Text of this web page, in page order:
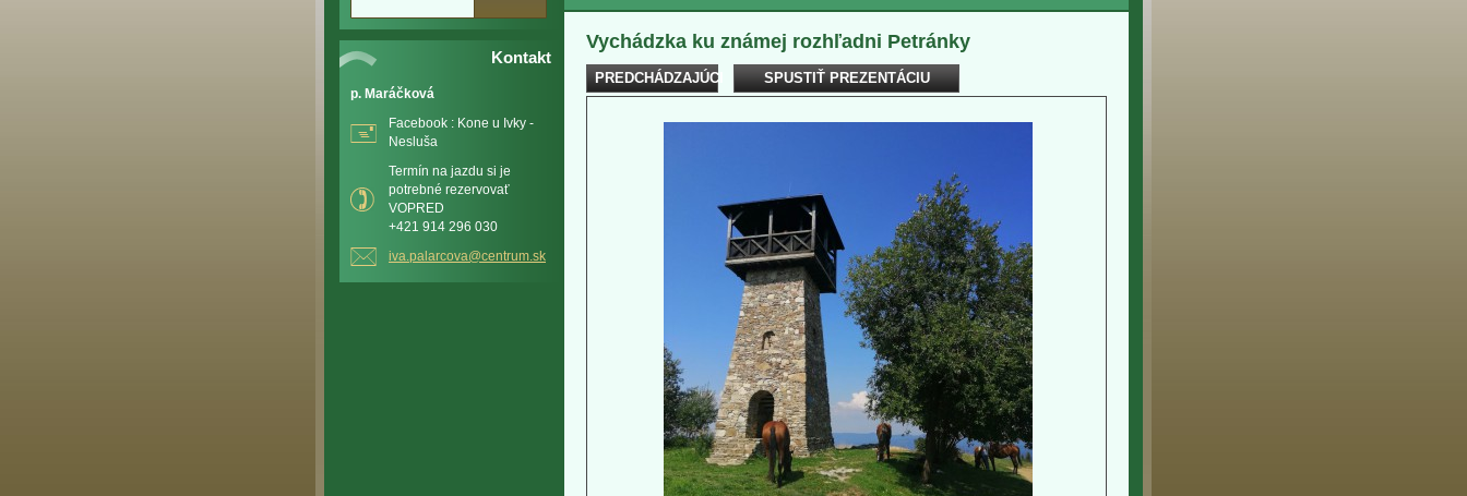
Kontakt
p. Maráčková
Facebook : Kone u Ivky -
Nesluša
Termín na jazdu si je
potrebné rezervovať
VOPRED
+421 914 296 030
iva.palarcova@centrum.sk
Vychádzka ku známej rozhľadni Petránky
PREDCHÁDZAJÚCI SPUSTIŤ PREZENTÁCIU